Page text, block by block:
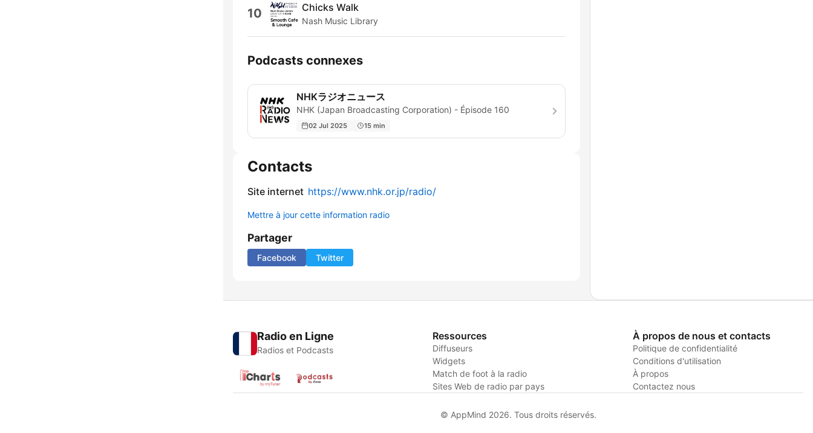
10 Chicks Walk
Nash Music Library
Podcasts connexes
NHKラジオニュース
NHK (Japan Broadcasting Corporation) - Épisode 160
02 Jul 2025 15 min
Contacts
Site internet https://www.nhk.or.jp/radio/
Mettre à jour cette information radio
Partager
Facebook Twitter
Radio en Ligne
Radios et Podcasts
Ressources
Diffuseurs
Widgets
Match de foot à la radio
Sites Web de radio par pays
À propos de nous et contacts
Politique de confidentialité
Conditions d'utilisation
À propos
Contactez nous
© AppMind 2026. Tous droits réservés.